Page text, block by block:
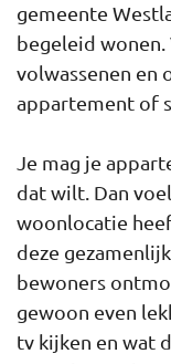
gemeente
begeleid wonen.
volwassenen en
appartement of
Je mag je
dat wilt. Dan
woonlocatie
deze
bewoners
gewoon even
tv kijken en wat